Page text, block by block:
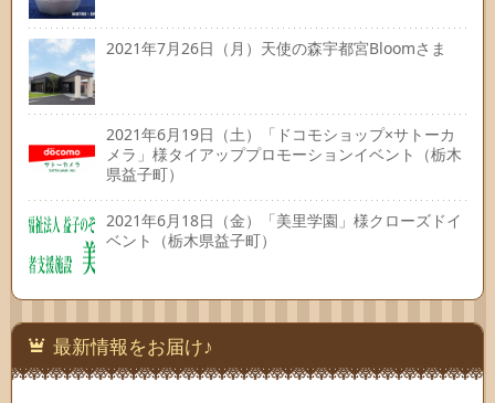
2021年7月26日（月）天使の森宇都宮Bloomさま
2021年6月19日（土）「ドコモショップ×サトーカ
メラ」様タイアッププロモーションイベント（栃木
県益子町）
2021年6月18日（金）「美里学園」様クローズドイ
ベント（栃木県益子町）
最新情報をお届け♪